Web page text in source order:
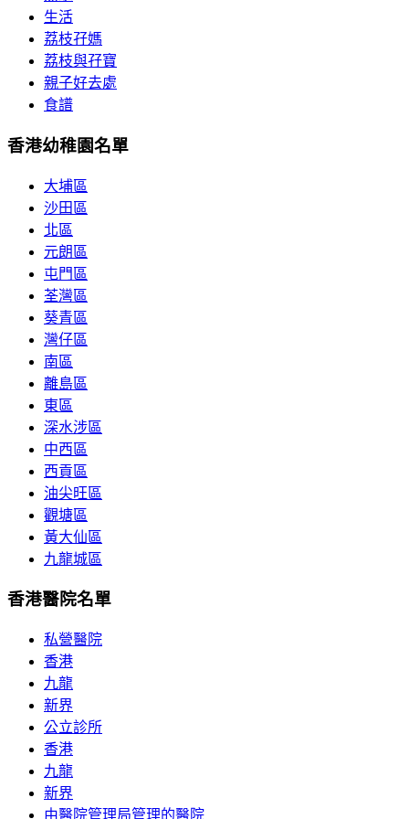
生活
荔枝孖媽
荔枝與孖寶
親子好去處
食譜
香港幼稚園名單
大埔區
沙田區
北區
元朗區
屯門區
荃灣區
葵青區
灣仔區
南區
離島區
東區
深水涉區
中西區
西貢區
油尖旺區
觀塘區
黃大仙區
九龍城區
香港醫院名單
私營醫院
香港
九龍
新界
公立診所
香港
九龍
新界
由醫院管理局管理的醫院